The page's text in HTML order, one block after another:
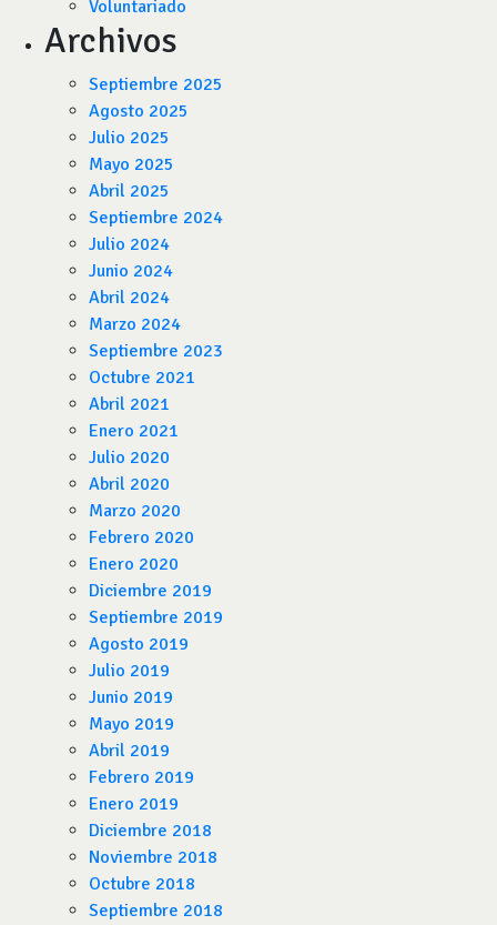
Voluntariado
Archivos
Septiembre 2025
Agosto 2025
Julio 2025
Mayo 2025
Abril 2025
Septiembre 2024
Julio 2024
Junio 2024
Abril 2024
Marzo 2024
Septiembre 2023
Octubre 2021
Abril 2021
Enero 2021
Julio 2020
Abril 2020
Marzo 2020
Febrero 2020
Enero 2020
Diciembre 2019
Septiembre 2019
Agosto 2019
Julio 2019
Junio 2019
Mayo 2019
Abril 2019
Febrero 2019
Enero 2019
Diciembre 2018
Noviembre 2018
Octubre 2018
Septiembre 2018